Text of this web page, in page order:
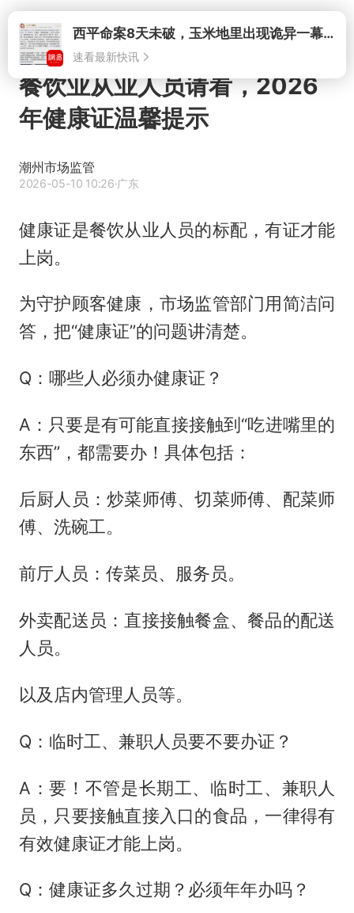
打开西平命案8天未破，玉米地里出现诡异一幕，我突然想起了欧金中
速看最新快讯
餐饮业从业人员请看，2026
年健康证温馨提示
潮州市场监管
2026-05-10 10:26·广东
健康证是餐饮从业人员的标配，有证才能
上岗。
为守护顾客健康，市场监管部门用简洁问
答，把“健康证”的问题讲清楚。
Q：哪些人必须办健康证？
A：只要是有可能直接接触到“吃进嘴里的
东西”，都需要办！具体包括：
后厨人员：炒菜师傅、切菜师傅、配菜师
傅、洗碗工。
前厅人员：传菜员、服务员。
外卖配送员：直接接触餐盒、餐品的配送
人员。
以及店内管理人员等。
Q：临时工、兼职人员要不要办证？
A：要！不管是长期工、临时工、兼职人
员，只要接触直接入口的食品，一律得有
有效健康证才能上岗。
Q：健康证多久过期？必须年年办吗？